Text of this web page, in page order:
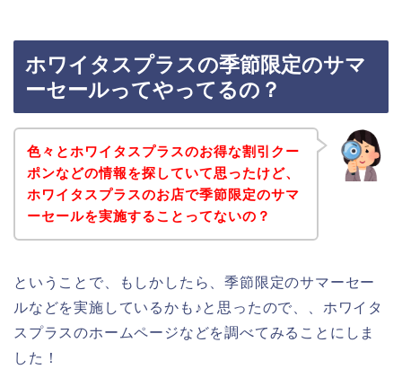
ホワイタスプラスの季節限定のサマ
ーセールってやってるの？
色々とホワイタスプラスのお得な割引クー
ポンなどの情報を探していて思ったけど、
ホワイタスプラスのお店で季節限定のサマ
ーセールを実施することってないの？
ということで、もしかしたら、季節限定のサマーセー
ルなどを実施しているかも♪と思ったので、、ホワイタ
スプラスのホームページなどを調べてみることにしま
した！